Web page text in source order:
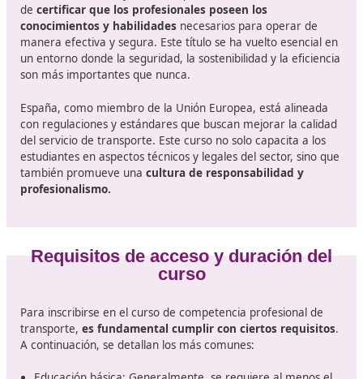
normativas y tecnologías en el transporte cambian
constantemente, se recomienda que los
comprometan con la formación continua después
obtener su título.
El sector del transporte y la
La industria del transporte esun sector dinámico y en
, especialmente en un país tan
Obtener el título de competencia profesional de
no solo es una obligación legal para quienes desean
áreas específicas dentro del sector, como el